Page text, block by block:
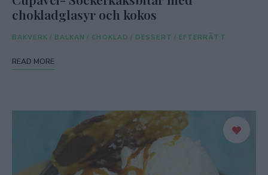
chokladglasyr och kokos
BAKVERK / BALKAN / CHOKLAD / DESSERT / EFTERRÄTT
READ MORE